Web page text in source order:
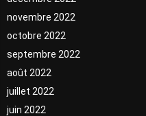
novembre 2022
octobre 2022
septembre 2022
août 2022
juillet 2022
juin 2022